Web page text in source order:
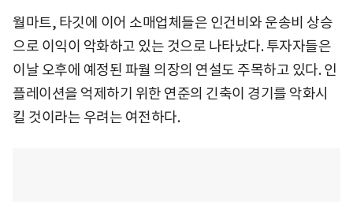
월마트, 타깃에 이어 소매업체들은 인건비와 운송비 상승
으로 이익이 악화하고 있는 것으로 나타났다. 투자자들은
이날 오후에 예정된 파월 의장의 연설도 주목하고 있다. 인
플레이션을 억제하기 위한 연준의 긴축이 경기를 악화시
킬 것이라는 우려는 여전하다.